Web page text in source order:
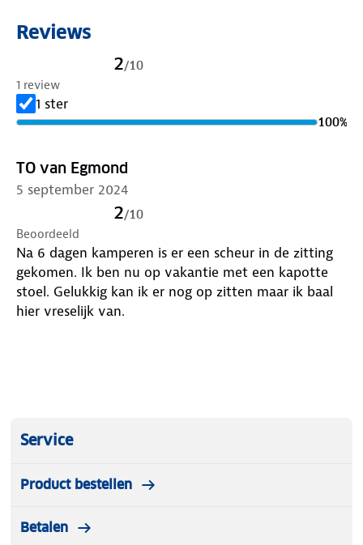
Reviews
2/10
1 review
1 ster
100%
TO van Egmond
5 september 2024
2/10
Beoordeeld
Na 6 dagen kamperen is er een scheur in de zitting
gekomen. Ik ben nu op vakantie met een kapotte
stoel. Gelukkig kan ik er nog op zitten maar ik baal
hier vreselijk van.
Service
Product bestellen
Betalen